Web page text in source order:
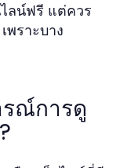
ลน์ฟรี แต่ควร
พราะบาง
ณ์การดู